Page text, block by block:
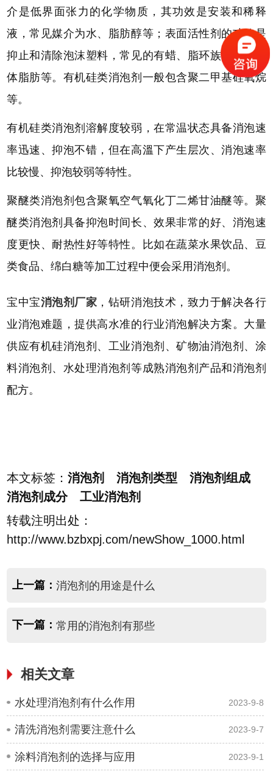
介是低界面张力的化学物质，其功效是安装和稀释
液，常见媒介为水、脂肪醇等；表面活性剂的功效是
抑止和清除泡沫塑料，常见的有蜡、脂环族氟苯、人
体脂肪等。有机硅类消泡剂一般包含聚二甲基硅氧烷
等。
有机硅类消泡剂溶解度较弱，在常温状态具备消泡速
率迅速、抑泡不错，但在高溫下产生层次、消泡速率
比较慢、抑泡较弱等特性。
聚醚类消泡剂包含聚氧空气氧化丁二烯甘油醚等。聚
醚类消泡剂具备抑泡时间长、效果非常的好、消泡速
度更快、耐热性好等特性。比如在蔬菜水果饮品、豆
类食品、绵白糖等加工过程中便会采用消泡剂。
宝中宝消泡剂厂家 ，钻研消泡技术，致力于解决各行
业消泡难题，提供高水准的行业消泡解决方案。大量
供应有机硅消泡剂、工业消泡剂、矿物油消泡剂、涂
料消泡剂、水处理消泡剂等成熟消泡剂产品和消泡剂
配方。
本文标签：消泡剂 消泡剂类型 消泡剂组成
消泡剂成分 工业消泡剂
转载注明出处：
http://www.bzbxpj.com/newShow_1000.html
上一篇： 消泡剂的用途是什么
下一篇： 常用的消泡剂有那些
相关文章
水处理消泡剂有什么作用 2023-9-8
清洗消泡剂需要注意什么 2023-9-7
涂料消泡剂的选择与应用 2023-9-1